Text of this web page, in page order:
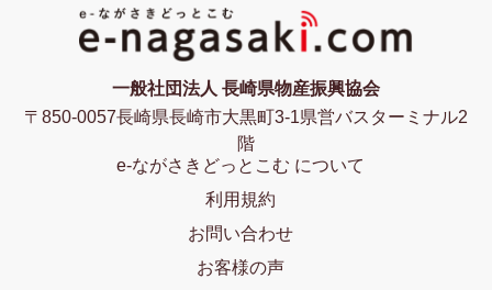
一般社団法人 長崎県物産振興協会
〒850-0057長崎県長崎市大黒町3-1県営バスターミナル2
階
e-ながさきどっとこむ について
利用規約
お問い合わせ
お客様の声